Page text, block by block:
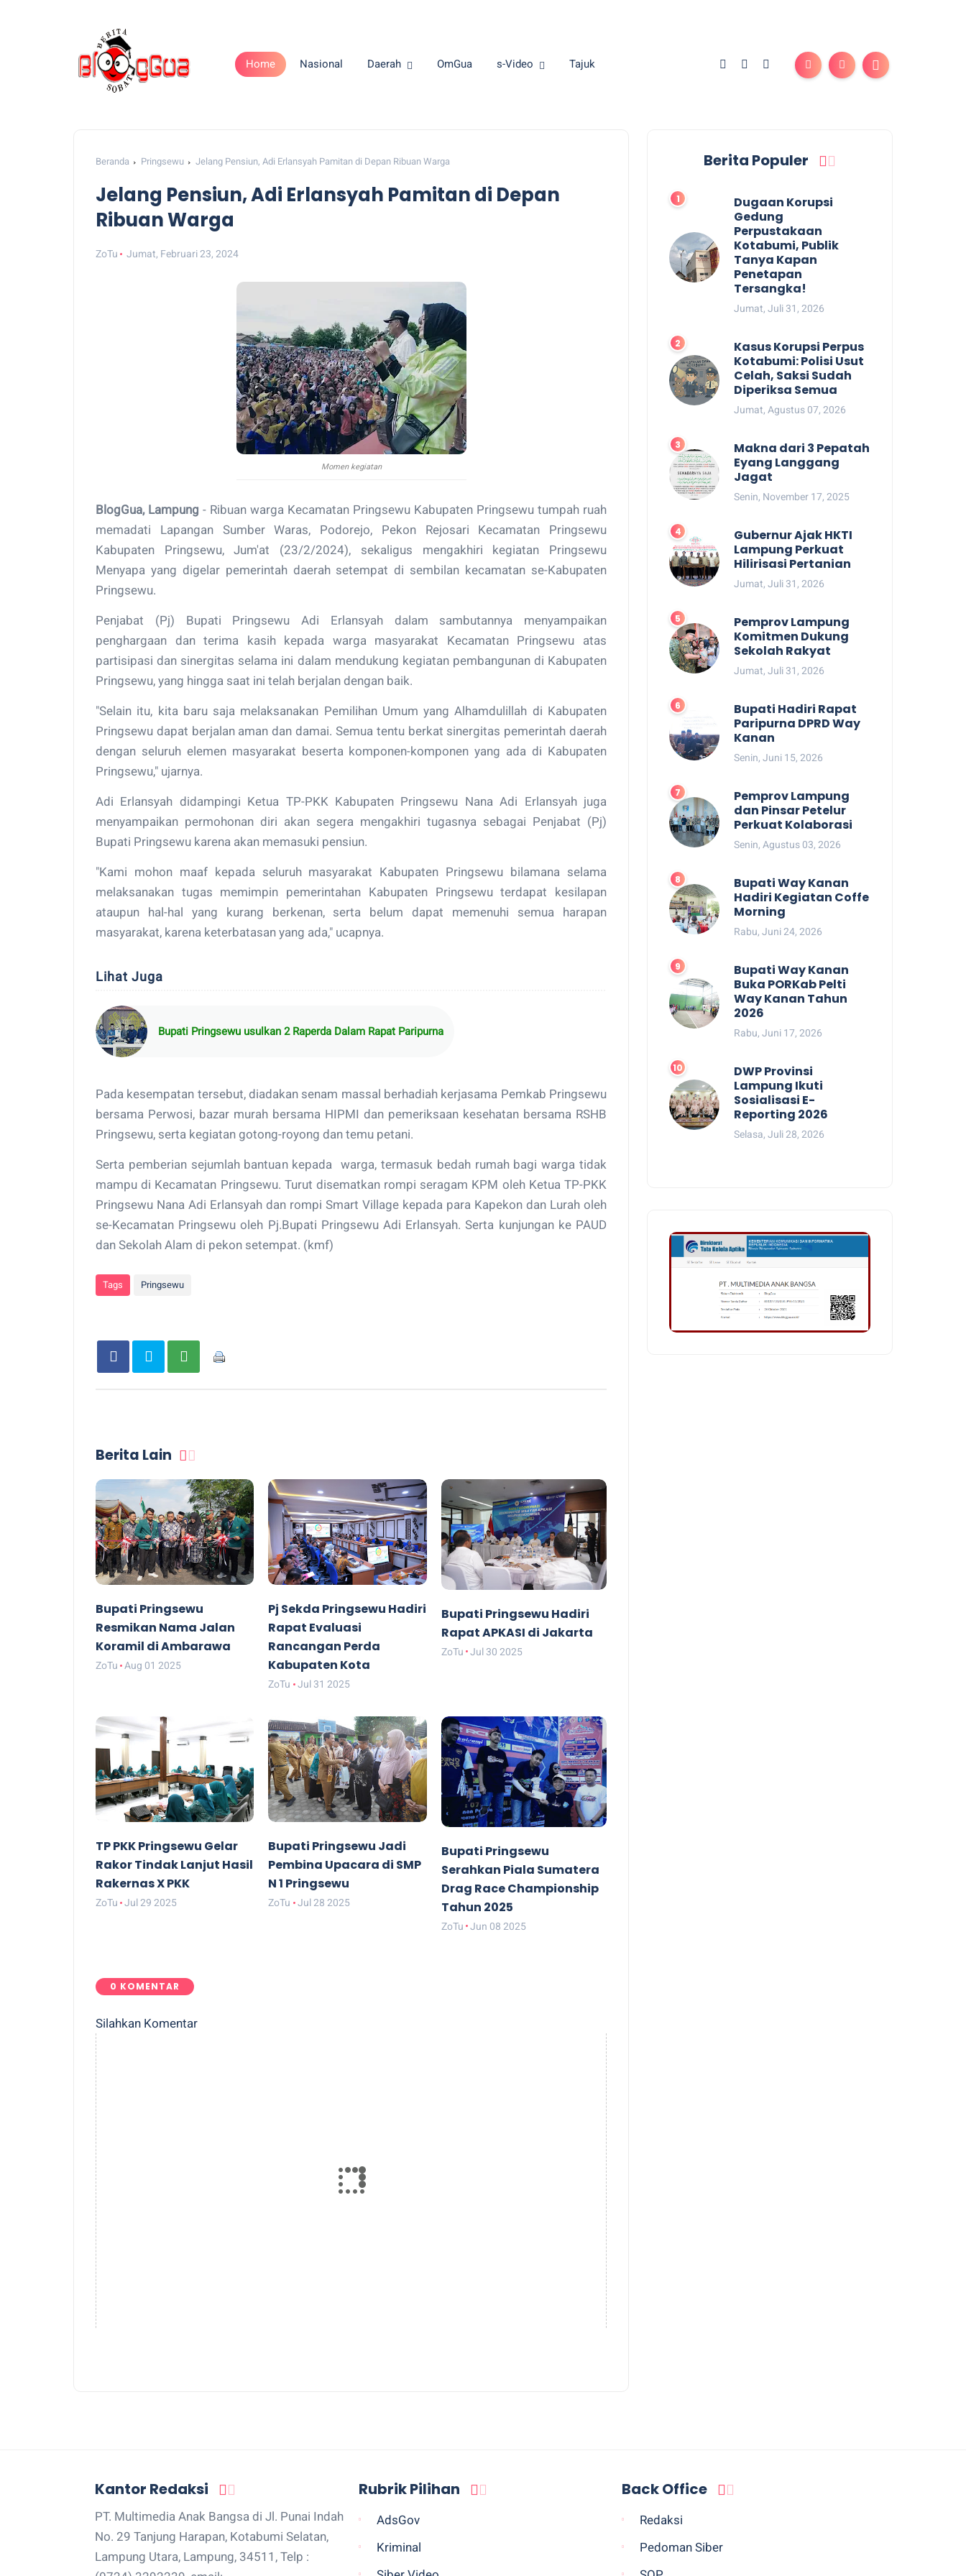
Home Nasional Daerah OmGua s-Video Tajuk
Beranda Pringsewu Jelang Pensiun, Adi Erlansyah Pamitan di Depan Ribuan Warga
Jelang Pensiun, Adi Erlansyah Pamitan di Depan
Ribuan Warga
ZoTu Jumat, Februari 23, 2024
Momen kegiatan
BlogGua, Lampung - Ribuan warga Kecamatan Pringsewu Kabupaten Pringsewu tumpah ruah
memadati Lapangan Sumber Waras, Podorejo, Pekon Rejosari Kecamatan Pringsewu
Kabupaten Pringsewu, Jum'at (23/2/2024), sekaligus mengakhiri kegiatan Pringsewu
Menyapa yang digelar pemerintah daerah setempat di sembilan kecamatan se-Kabupaten
Pringsewu.
Penjabat (Pj) Bupati Pringsewu Adi Erlansyah dalam sambutannya menyampaikan
penghargaan dan terima kasih kepada warga masyarakat Kecamatan Pringsewu atas
partisipasi dan sinergitas selama ini dalam mendukung kegiatan pembangunan di Kabupaten
Pringsewu, yang hingga saat ini telah berjalan dengan baik.
"Selain itu, kita baru saja melaksanakan Pemilihan Umum yang Alhamdulillah di Kabupaten
Pringsewu dapat berjalan aman dan damai. Semua tentu berkat sinergitas pemerintah daerah
dengan seluruh elemen masyarakat beserta komponen-komponen yang ada di Kabupaten
Pringsewu," ujarnya.
Adi Erlansyah didampingi Ketua TP-PKK Kabupaten Pringsewu Nana Adi Erlansyah juga
menyampaikan permohonan diri akan segera mengakhiri tugasnya sebagai Penjabat (Pj)
Bupati Pringsewu karena akan memasuki pensiun.
"Kami mohon maaf kepada seluruh masyarakat Kabupaten Pringsewu bilamana selama
melaksanakan tugas memimpin pemerintahan Kabupaten Pringsewu terdapat kesilapan
ataupun hal-hal yang kurang berkenan, serta belum dapat memenuhi semua harapan
masyarakat, karena keterbatasan yang ada," ucapnya.
Lihat Juga
Bupati Pringsewu usulkan 2 Raperda Dalam Rapat Paripurna
Pada kesempatan tersebut, diadakan senam massal berhadiah kerjasama Pemkab Pringsewu
bersama Perwosi, bazar murah bersama HIPMI dan pemeriksaan kesehatan bersama RSHB
Pringsewu, serta kegiatan gotong-royong dan temu petani.
Serta pemberian sejumlah bantuan kepada warga, termasuk bedah rumah bagi warga tidak
mampu di Kecamatan Pringsewu. Turut disematkan rompi seragam KPM oleh Ketua TP-PKK
Pringsewu Nana Adi Erlansyah dan rompi Smart Village kepada para Kapekon dan Lurah oleh
se-Kecamatan Pringsewu oleh Pj.Bupati Pringsewu Adi Erlansyah. Serta kunjungan ke PAUD
dan Sekolah Alam di pekon setempat. (kmf)
Tags Pringsewu
Berita Lain
Bupati Pringsewu
Resmikan Nama Jalan
Koramil di Ambarawa
ZoTu Aug 01 2025
Pj Sekda Pringsewu Hadiri
Rapat Evaluasi
Rancangan Perda
Kabupaten Kota
ZoTu Jul 31 2025
Bupati Pringsewu Hadiri
Rapat APKASI di Jakarta
ZoTu Jul 30 2025
TP PKK Pringsewu Gelar
Rakor Tindak Lanjut Hasil
Rakernas X PKK
ZoTu Jul 29 2025
Bupati Pringsewu Jadi
Pembina Upacara di SMP
N 1 Pringsewu
ZoTu Jul 28 2025
Bupati Pringsewu
Serahkan Piala Sumatera
Drag Race Championship
Tahun 2025
ZoTu Jun 08 2025
0 KOMENTAR
Silahkan Komentar
Berita Populer
Dugaan Korupsi
Gedung
Perpustakaan
Kotabumi, Publik
Tanya Kapan
Penetapan
Tersangka!
Jumat, Juli 31, 2026
Kasus Korupsi Perpus
Kotabumi: Polisi Usut
Celah, Saksi Sudah
Diperiksa Semua
Jumat, Agustus 07, 2026
Makna dari 3 Pepatah
Eyang Langgang
Jagat
Senin, November 17, 2025
Gubernur Ajak HKTI
Lampung Perkuat
Hilirisasi Pertanian
Jumat, Juli 31, 2026
Pemprov Lampung
Komitmen Dukung
Sekolah Rakyat
Jumat, Juli 31, 2026
Bupati Hadiri Rapat
Paripurna DPRD Way
Kanan
Senin, Juni 15, 2026
Pemprov Lampung
dan Pinsar Petelur
Perkuat Kolaborasi
Senin, Agustus 03, 2026
Bupati Way Kanan
Hadiri Kegiatan Coffe
Morning
Rabu, Juni 24, 2026
Bupati Way Kanan
Buka PORKab Pelti
Way Kanan Tahun
2026
Rabu, Juni 17, 2026
DWP Provinsi
Lampung Ikuti
Sosialisasi E-
Reporting 2026
Selasa, Juli 28, 2026
Kantor Redaksi
PT. Multimedia Anak Bangsa di Jl. Punai Indah
No. 29 Tanjung Harapan, Kotabumi Selatan,
Lampung Utara, Lampung, 34511, Telp :
Rubrik Pilihan
AdsGov
Kriminal
Back Office
Redaksi
Pedoman Siber